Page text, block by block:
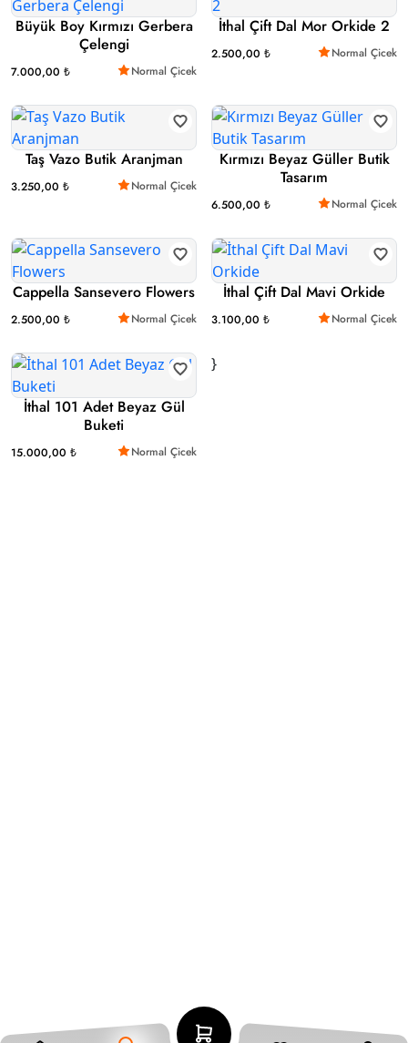
Büyük Boy Kırmızı Gerbera
Çelengi
7.000,00 ₺ Normal Çicek
İthal Çift Dal Mor Orkide 2
2.500,00 ₺ Normal Çicek
Taş Vazo Butik Aranjman
3.250,00 ₺ Normal Çicek
Kırmızı Beyaz Güller Butik
Tasarım
6.500,00 ₺ Normal Çicek
Cappella Sansevero Flowers
2.500,00 ₺ Normal Çicek
İthal Çift Dal Mavi Orkide
3.100,00 ₺ Normal Çicek
İthal 101 Adet Beyaz Gül
Buketi
15.000,00 ₺ Normal Çicek
}